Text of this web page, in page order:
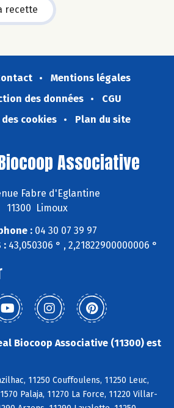
recette
Mentions légales
des données
CGU
cookies
Plan du site
Associative
Fabre d'Eglantine
11300 Limoux
:04 30 07 39 97
: 43,050306 ° , 2,21822900000006 °
Biocoop Associative (11300) est
11250 Couffoulens, 11250 Leuc,
Palaja, 11270 La Force, 11220 Villar-